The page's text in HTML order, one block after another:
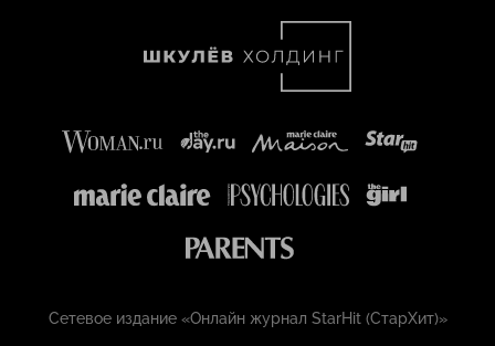
Сетевое издание «Онлайн журнал StarHit (СтарХит)»